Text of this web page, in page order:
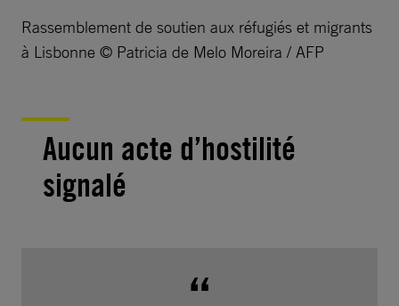
Rassemblement de soutien aux réfugiés et migrants
à Lisbonne © Patricia de Melo Moreira / AFP
Aucun acte d’hostilité
signalé